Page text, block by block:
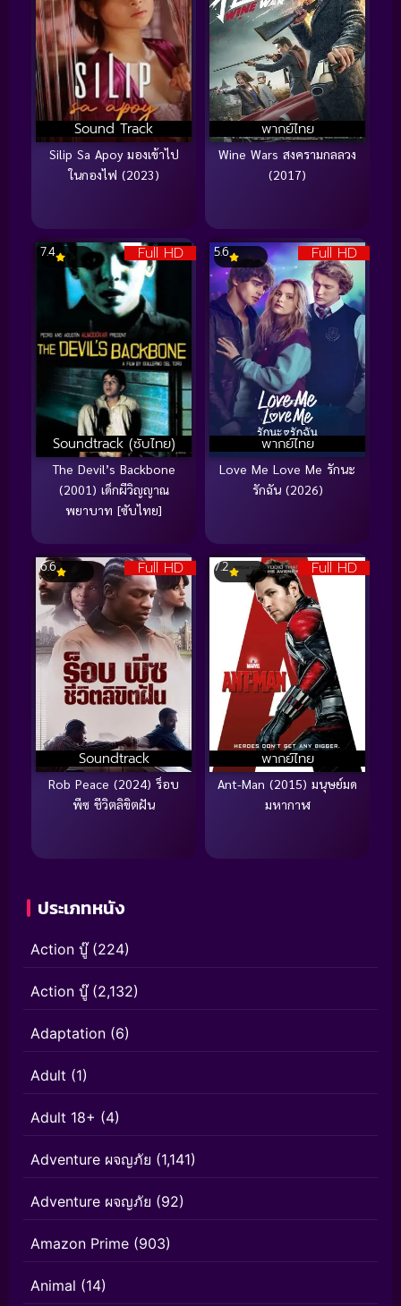
Sound Track
Silip Sa Apoy มองเข้าไป
ในกองไฟ (2023)
พากย์ไทย
Wine Wars สงครามกลลวง
(2017)
Full HD
Soundtrack (ซับไทย)
7.4
The Devil’s Backbone
(2001) เด็กผีวิญญาณ
พยาบาท [ซับไทย]
Full HD
พากย์ไทย
5.6
Love Me Love Me รักนะ
รักฉัน (2026)
Full HD
Soundtrack
6.6
Rob Peace (2024) ร็อบ
พีซ ชีวิตลิขิตฝัน
Full HD
พากย์ไทย
7.2
Ant-Man (2015) มนุษย์มด
มหากาฬ
ประเภทหนัง
Action บู๊(224)
Action บู๊(2,132)
Adaptation (6)
Adult (1)
Adult 18+ (4)
Adventure ผจญภัย (1,141)
Adventure ผจญภัย (92)
Amazon Prime (903)
Animal (14)